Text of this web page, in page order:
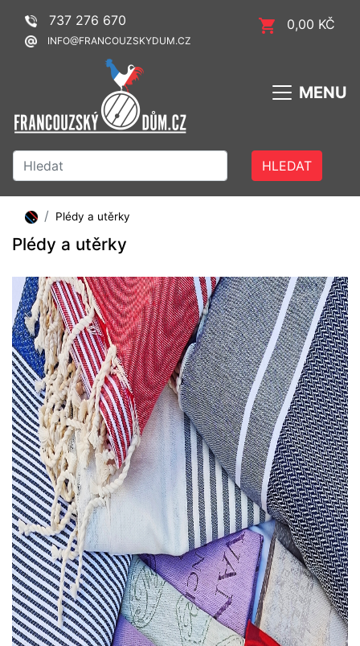
737 276 670 0,00 KČ
INFO@FRANCOUZSKYDUM.CZ
MENU
HLEDAT
Plédy a utěrky
Plédy a utěrky